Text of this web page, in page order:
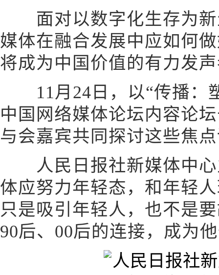
面对以数字化生存为新
媒体在融合发展中应如何
将成为中国价值的有力发
11月24日，以“传播：
中国网络媒体论坛内容论
与会嘉宾共同探讨这些焦
人民日报社新媒体中心
体应努力年轻态，和年轻
只是吸引年轻人，也不是
90后、00后的连接，成为